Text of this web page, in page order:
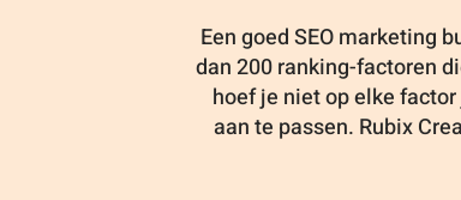
Een goed SEO marketing
dan 200 ranking-factoren
hoef je niet op elke
aan te passen. Rubix